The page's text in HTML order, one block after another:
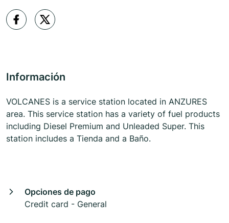
Información
VOLCANES is a service station located in ANZURES
area. This service station has a variety of fuel products
including Diesel Premium and Unleaded Super. This
station includes a Tienda and a Baño.
Opciones de pago
Credit card - General